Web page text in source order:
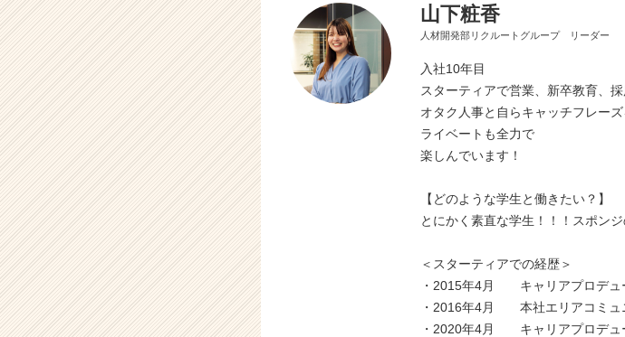
山下粧香
人材開発部リクルートグループ リーダー
入社10年目
スターティアで営業、新卒教育、
オタク人事と自らキャッチフレー
ライベートも全力で
楽しんでいます！
【どのような学生と働きたい？】
とにかく素直な学生！！！スポン
＜スターティアでの経歴＞
・2015年4月 キャリアプロデュ
・2016年4月 本社エリアコミュ
・2020年4月 キャリアプロデュ